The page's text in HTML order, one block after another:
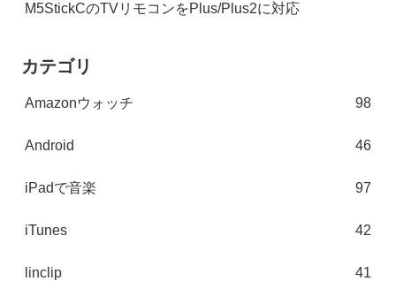
M5StickCのTVリモコンをPlus/Plus2に対応
カテゴリ
Amazonウォッチ 98
Android 46
iPadで音楽 97
iTunes 42
linclip 41